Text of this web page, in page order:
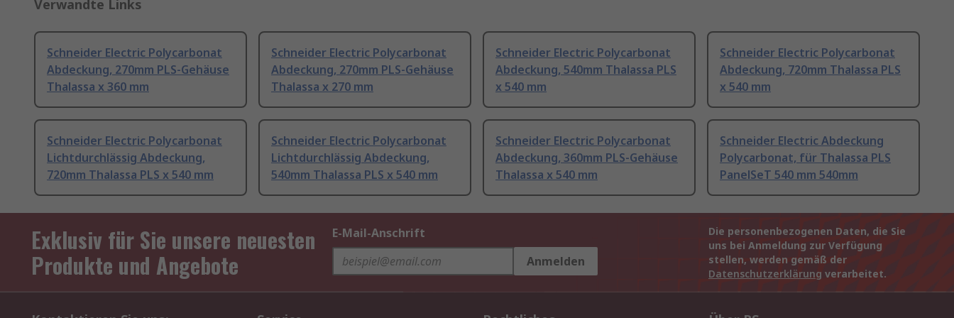
Verwandte Links
Schneider Electric Polycarbonat
Abdeckung, 270mm PLS-Gehäuse
Thalassa x 360 mm
Schneider Electric Polycarbonat
Abdeckung, 270mm PLS-Gehäuse
Thalassa x 270 mm
Schneider Electric Polycarbonat
Abdeckung, 540mm Thalassa PLS
x 540 mm
Schneider Electric Polycarbonat
Abdeckung, 720mm Thalassa PLS
x 540 mm
Schneider Electric Polycarbonat
Lichtdurchlässig Abdeckung,
720mm Thalassa PLS x 540 mm
Schneider Electric Polycarbonat
Lichtdurchlässig Abdeckung,
540mm Thalassa PLS x 540 mm
Schneider Electric Polycarbonat
Abdeckung, 360mm PLS-Gehäuse
Thalassa x 540 mm
Schneider Electric Abdeckung
Polycarbonat, für Thalassa PLS
PanelSeT 540 mm 540mm
Exklusiv für Sie unsere neuesten
Produkte und Angebote
E-Mail-Anschrift
Anmelden
Die personenbezogenen Daten, die Sie
uns bei Anmeldung zur Verfügung
stellen, werden gemäß der
Datenschutzerklärung verarbeitet.